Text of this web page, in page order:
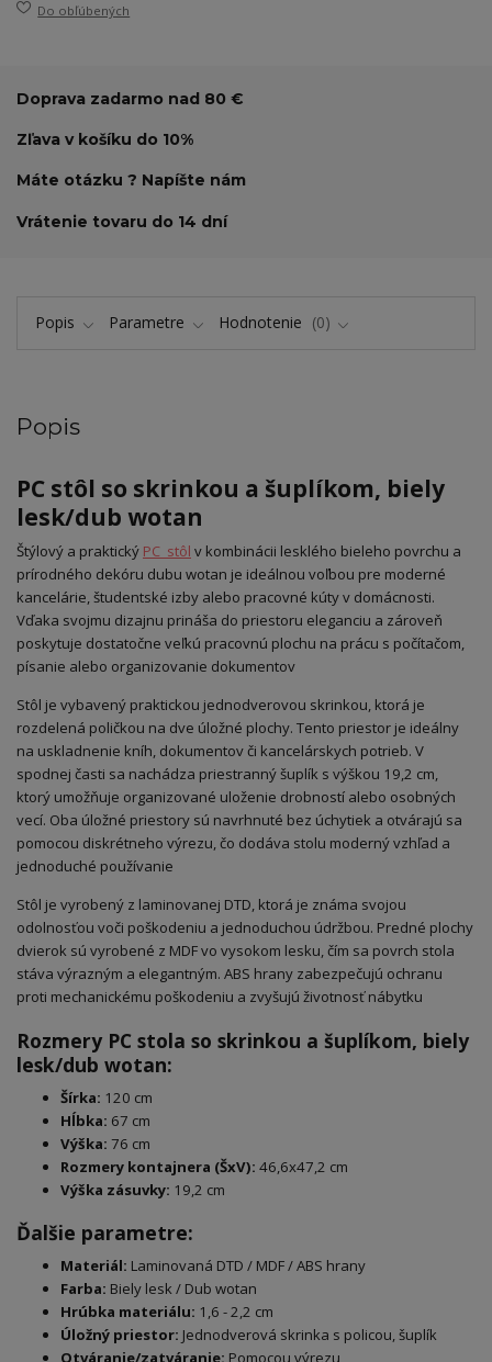
Do obľúbených
Doprava zadarmo nad 80 €
Zľava v košíku do 10%
Máte otázku ? Napíšte nám
Vrátenie tovaru do 14 dní
Popis Parametre Hodnotenie 0
Popis
PC stôl so skrinkou a šuplíkom, biely
lesk/dub wotan
Štýlový a praktický PC stôl v kombinácii lesklého bieleho povrchu a
prírodného dekóru dubu wotan je ideálnou voľbou pre moderné
kancelárie, študentské izby alebo pracovné kúty v domácnosti.
Vďaka svojmu dizajnu prináša do priestoru eleganciu a zároveň
poskytuje dostatočne veľkú pracovnú plochu na prácu s počítačom,
písanie alebo organizovanie dokumentov
Stôl je vybavený praktickou jednodverovou skrinkou, ktorá je
rozdelená poličkou na dve úložné plochy. Tento priestor je ideálny
na uskladnenie kníh, dokumentov či kancelárskych potrieb. V
spodnej časti sa nachádza priestranný šuplík s výškou 19,2 cm,
ktorý umožňuje organizované uloženie drobností alebo osobných
vecí. Oba úložné priestory sú navrhnuté bez úchytiek a otvárajú sa
pomocou diskrétneho výrezu, čo dodáva stolu moderný vzhľad a
jednoduché používanie
Stôl je vyrobený z laminovanej DTD, ktorá je známa svojou
odolnosťou voči poškodeniu a jednoduchou údržbou. Predné plochy
dvierok sú vyrobené z MDF vo vysokom lesku, čím sa povrch stola
stáva výrazným a elegantným. ABS hrany zabezpečujú ochranu
proti mechanickému poškodeniu a zvyšujú životnosť nábytku
Rozmery PC stola so skrinkou a šuplíkom, biely
lesk/dub wotan:
Šírka: 120 cm
Hĺbka: 67 cm
Výška: 76 cm
Rozmery kontajnera (ŠxV): 46,6x47,2 cm
Výška zásuvky: 19,2 cm
Ďalšie parametre:
Materiál: Laminovaná DTD / MDF / ABS hrany
Farba: Biely lesk / Dub wotan
Hrúbka materiálu: 1,6 - 2,2 cm
Úložný priestor: Jednodverová skrinka s policou, šuplík
Otváranie/zatváranie: Pomocou výrezu